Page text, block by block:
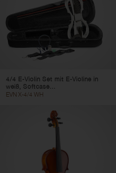
4/4 E-Violin Set mit E-Violine in
weiß, Softcase...
EVN X-4/4 WH